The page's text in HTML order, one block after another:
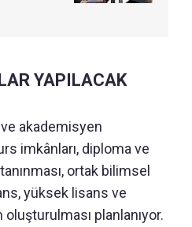
YAPILACAK
akademisyen
imkânları, diploma ve
ortak bilimsel
yüksek lisans ve
oluşturulması planlanıyor.